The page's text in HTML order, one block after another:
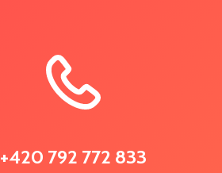
+420 792 772 833